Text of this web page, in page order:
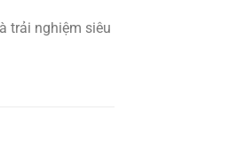
trải nghiệm siêu